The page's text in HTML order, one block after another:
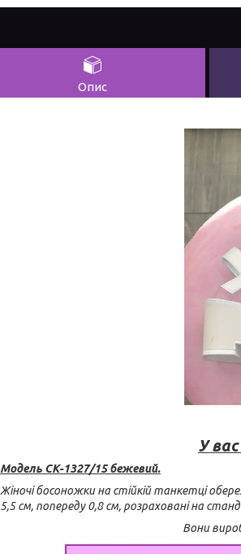
Опис
У
Модель СК-1327/15 бежевий.
Жіночі босоножки на стійкій танкетці
5,5 см, попереду 0,8 см, розраховані на
Вони